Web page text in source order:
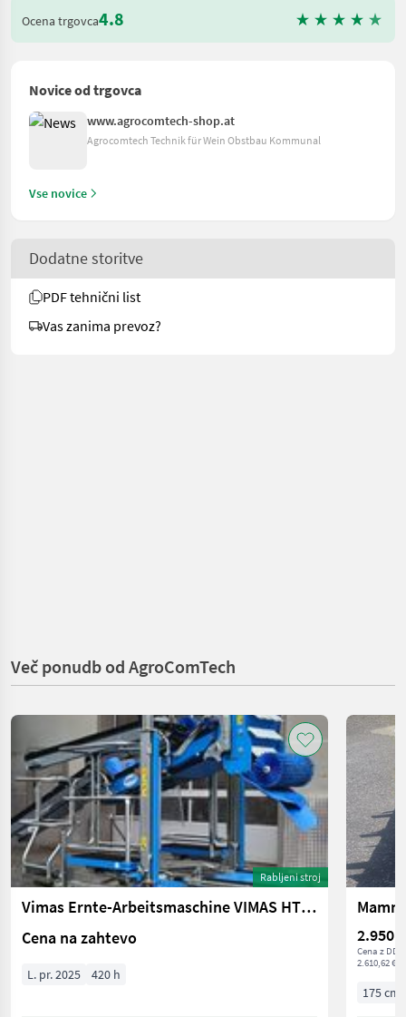
Ocena trgovca4.8
Novice od trgovca
www.agrocomtech-shop.at
Agrocomtech Technik für Wein Obstbau Kommunal
Vse novice
Dodatne storitve
PDF tehnični list
Vas zanima prevoz?
Več ponudb od AgroComTech
Rabljeni stroj
Vimas Ernte-Arbeitsmaschine VIMAS HT 10
Cena na zahtevo
L. pr. 2025 420 h
2.950 €
Cena z
2.610,62 €
175 cm